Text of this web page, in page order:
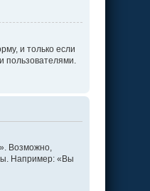
и только если
пользователями.
Возможно,
Например: «Вы